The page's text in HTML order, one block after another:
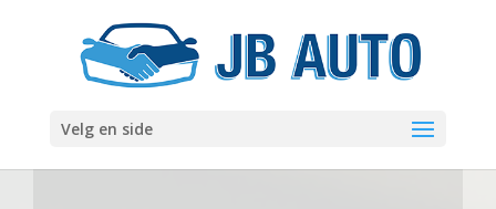
Velg en side